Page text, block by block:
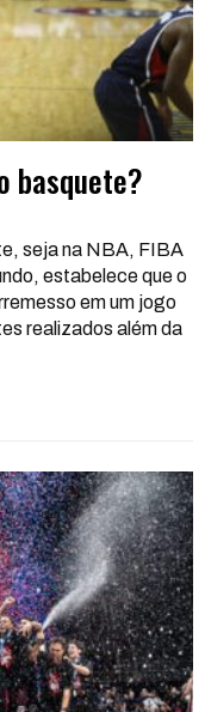
basquete?
seja na NBA, FIBA
estabelece que o
em um jogo
realizados além da